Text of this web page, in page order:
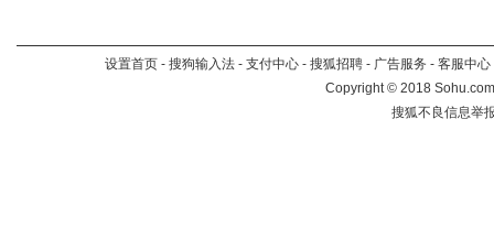
设置首页 - 搜狗输入法 - 支付中心 - 搜狐招聘 - 广告服务 - 客服中心
Copyright©2018
搜狐不良信息举